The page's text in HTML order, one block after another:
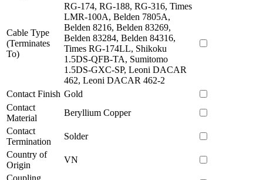
Cable Type
(Terminates
To)
RG-174, RG-188, RG-316, Times
LMR-100A, Belden 7805A,
Belden 8216, Belden 83269,
Belden 83284, Belden 84316,
Times RG-174LL, Shikoku
1.5DS-QFB-TA, Sumitomo
1.5DS-GXC-SP, Leoni DACAR
462, Leoni DACAR 462-2
Contact Finish Gold
Contact
Material
Beryllium Copper
Contact
Termination
Solder
Country of
Origin
VN
Coupling